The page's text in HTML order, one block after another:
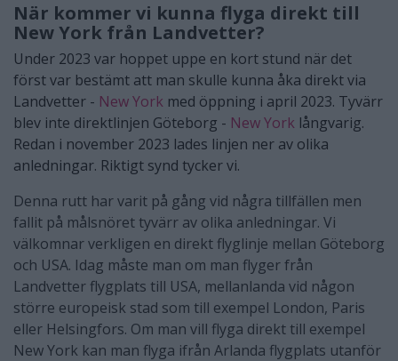
När kommer vi kunna flyga direkt till
New York från Landvetter?
Under 2023 var hoppet uppe en kort stund när det
först var bestämt att man skulle kunna åka direkt via
Landvetter - New York med öppning i april 2023. Tyvärr
blev inte direktlinjen Göteborg - New York långvarig.
Redan i november 2023 lades linjen ner av olika
anledningar. Riktigt synd tycker vi.
Denna rutt har varit på gång vid några tillfällen men
fallit på målsnöret tyvärr av olika anledningar. Vi
välkomnar verkligen en direkt flyglinje mellan Göteborg
och USA. Idag måste man om man flyger från
Landvetter flygplats till USA, mellanlanda vid någon
större europeisk stad som till exempel London, Paris
eller Helsingfors. Om man vill flyga direkt till exempel
New York kan man flyga ifrån Arlanda flygplats utanför